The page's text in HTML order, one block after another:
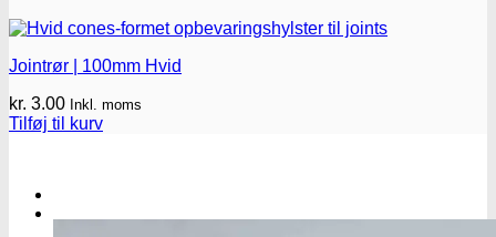
Jointrør | 100mm Hvid
kr. 3.00 Inkl. moms
Tilføj til kurv